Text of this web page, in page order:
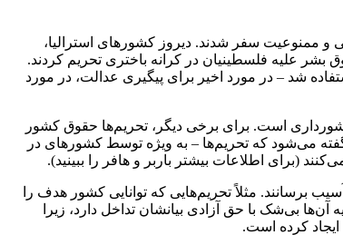
دارایی و ممنوعیت سفر شدند. دیروز کشورهای استرالیا،
بشر علیه فلسطینیان در کرانه باختری تحریم کردند.
شد – در مورد اخیر برای پیگیری عدالت، در مورد
است. برای برخی دیگر، تحریم‌ها حقوق کشور
می‌شود که تحریم‌ها – به ویژه توسط کشورهای در
(برای اطلاعات بیشتر باربر و هافر را ببینید).
مثلاً تحریم‌هایی که توانایی کشور هدف را
بی‌شک با حق آزادی بیانشان تداخل دارد، زیرا
کرده است.